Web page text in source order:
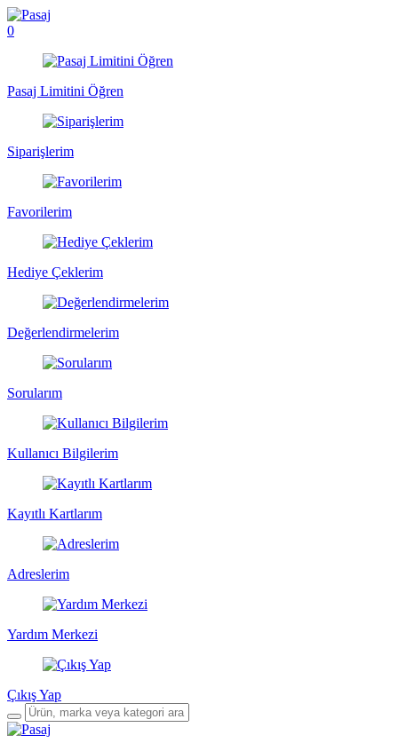
0
Pasaj Limitini Öğren
Siparişlerim
Favorilerim
Hediye Çeklerim
Değerlendirmelerim
Sorularım
Kullanıcı Bilgilerim
Kayıtlı Kartlarım
Adreslerim
Yardım Merkezi
Çıkış Yap